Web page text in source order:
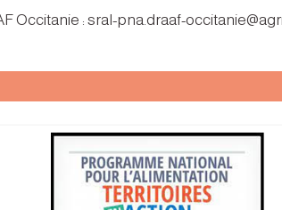
Occitanie : sral-pna.draaf-